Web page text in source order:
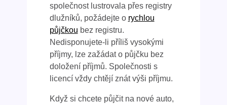
společnost lustrovala přes registry
dlužníků, požádejte o rychlou
půjčkou bez registru.
Nedisponujete-li příliš vysokými
příjmy, lze zažádat o půjčku bez
doložení příjmů. Společnosti s
licencí vždy chtějí znát výši příjmu.
Když si chcete půjčit na nové auto,